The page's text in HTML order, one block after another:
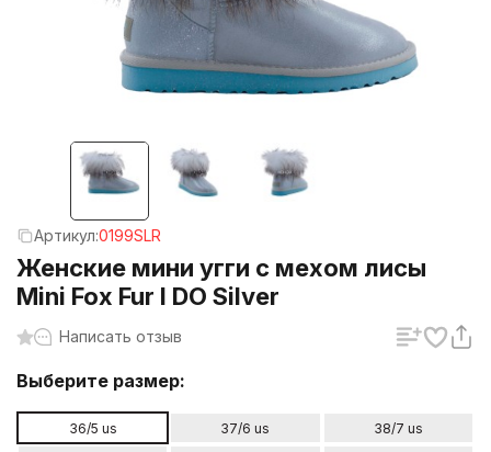
Артикул:0199SLR
Женские мини угги с мехом лисы
Mini Fox Fur I DO Silver
Написать отзыв
Выберите размер:
36/5 us 37/6 us
38/7 us